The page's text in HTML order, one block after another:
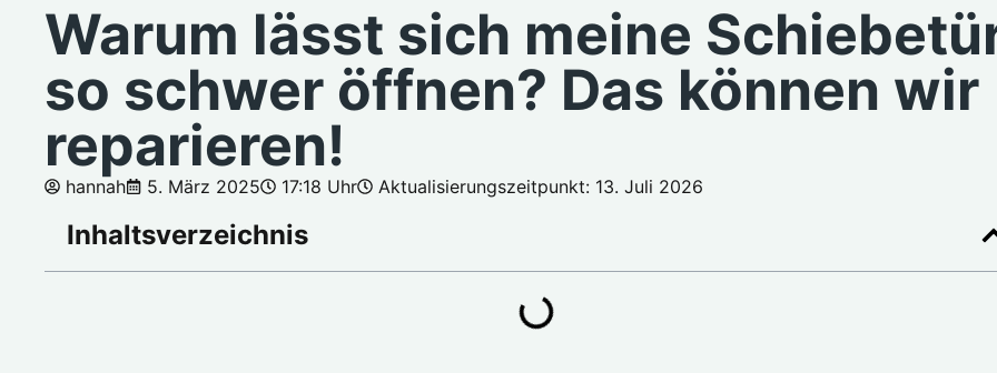
Warum lässt sich meine
so schwer öffnen? Das können wir
reparieren!
hannah 5. März 2025 17:18 Uhr Aktualisierungszeitpunkt: 13. Juli 2026
Inhaltsverzeichnis